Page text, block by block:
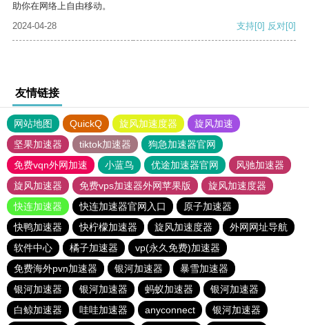
助你在网络上自由移动。
2024-04-28
支持[0] 反对[0]
友情链接
网站地图 QuickQ 旋风加速度器
旋风加速
坚果加速器
tiktok加速器
狗急加速器官网
免费vqn外网加速
小蓝鸟 优途加速器官网
风驰加速器
旋风加速器
免费vps加速器外网苹果版
旋风加速度器
快连加速器
快连加速器官网入口
原子加速器
快鸭加速器
快柠檬加速器 旋风加速度器
外网网址导航
软件中心
橘子加速器
vp(永久免费)加速器
免费海外pvn加速器
银河加速器
暴雪加速器
银河加速器
银河加速器 蚂蚁加速器
银河加速器
白鲸加速器
哇哇加速器 anyconnect 银河加速器